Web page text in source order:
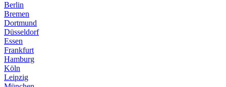
Berlin
Bremen
Dortmund
Düsseldorf
Essen
Frankfurt
Hamburg
Köln
Leipzig